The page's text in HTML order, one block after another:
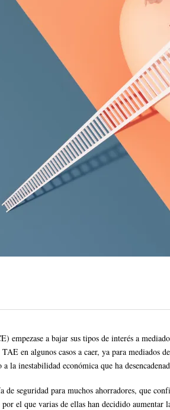
empezase a bajar sus tipos de interés a
en algunos casos a caer, ya para
la inestabilidad económica que ha
seguridad para muchos ahorradores, que
el que varias de ellas han decidido